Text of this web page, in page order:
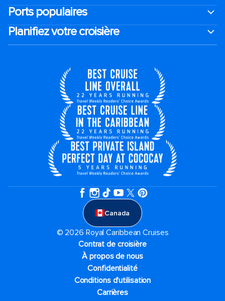
Ports populaires
Planifiez votre croisière
Canada
© 2026 Royal Caribbean Cruises
Contrat de croisière
À propos de nous
Confidentialité
Conditions d'utilisation
Carrières